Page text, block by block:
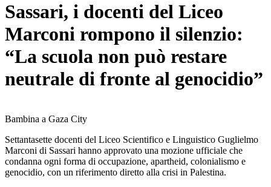
Sassari, i docenti del Liceo
Marconi rompono il silenzio:
“La scuola non può restare
neutrale di fronte al genocidio”
Bambina a Gaza City
Settantasette docenti del Liceo Scientifico e Linguistico Guglielmo
Marconi di Sassari hanno approvato una mozione ufficiale che
condanna ogni forma di occupazione, apartheid, colonialismo e
genocidio, con un riferimento diretto alla crisi in Palestina.